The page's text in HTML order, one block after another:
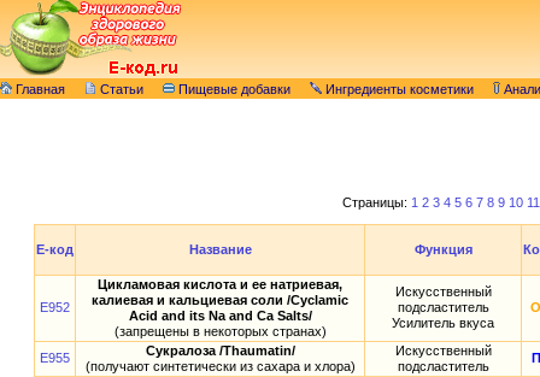
Главная Статьи Пищевые добавки Ингредиенты косметики
Страницы: 1 2 3 4 5 6 7 8 9 10 11
E-код Название Функция
E952
Цикламовая кислота и ее натриевая,
калиевая и кальциевая соли /Cyclamic
Acid and its Na and Ca Salts/
(запрещены в некоторых странах)
Искусственный
подсластитель
Усилитель вкуса
О
E955
Сукралоза /Thaumatin/
(получают синтетически из сахара и хлора)
Искусственный
подсластитель
П